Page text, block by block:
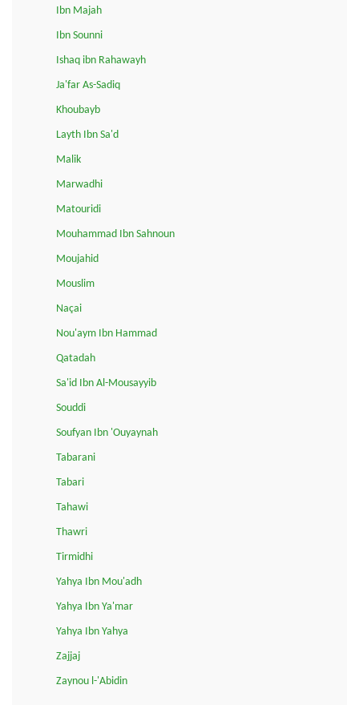
Ibn Majah
Ibn Sounni
Ishaq ibn Rahawayh
Ja'far As-Sadiq
Khoubayb
Layth Ibn Sa'd
Malik
Marwadhi
Matouridi
Mouhammad Ibn Sahnoun
Moujahid
Mouslim
Naçai
Nou'aym Ibn Hammad
Qatadah
Sa'id Ibn Al-Mousayyib
Souddi
Soufyan Ibn 'Ouyaynah
Tabarani
Tabari
Tahawi
Thawri
Tirmidhi
Yahya Ibn Mou'adh
Yahya Ibn Ya'mar
Yahya Ibn Yahya
Zajjaj
Zaynou l-'Abidin